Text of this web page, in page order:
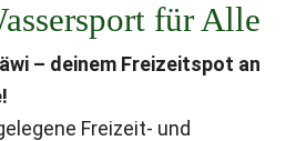
für Alle
– deinem Freizeitspot an
Freizeit- und